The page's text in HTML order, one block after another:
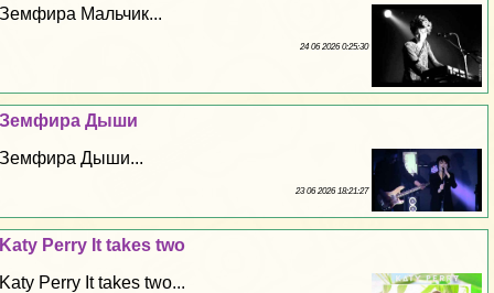
Земфира Мальчик...
24 06 2026 0:25:30
Земфира Дыши
Земфира Дыши...
23 06 2026 18:21:27
Katy Perry It takes two
Katy Perry It takes two...